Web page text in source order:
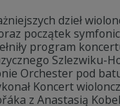
dzieł
początek
program
Szlezwiku-
Orchester pod
Koncert
z Anastasią